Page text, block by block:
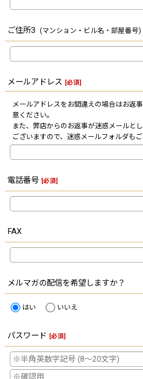
ご住所3 (マンション・ビル名・部屋番号)
メールアドレス [必須]
メールアドレスをお間違えの場合はお返
意ください。
また、弊店からのお返事が迷惑メールと
ございますので、迷惑メールフォルダもご
電話番号 [必須]
FAX
メルマガの配信を希望しますか？
はい いいえ
パスワード [必須]